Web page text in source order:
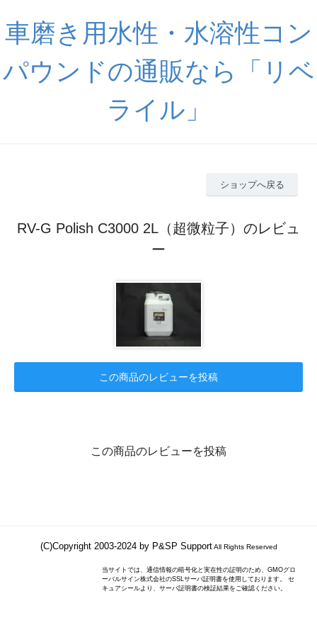
車磨き用水性・水溶性コン
パウンドの通販なら「リベ
ライル」
ショップへ戻る
RV-G Polish C3000 2L（超微粒子）のレビュ
ー
この商品のレビューを投稿
この商品のレビューを投稿
(C)Copyright 2003-2024 by P&SP SupportAll Rights Reserved
当サイトでは、通信情報の暗号化と実在性の証明のため、GMOグロ
ーバルサイン株式会社のSSLサーバ証明書を使用しております。 セ
キュアシールより、サーバ証明書の検証結果をご確認ください。